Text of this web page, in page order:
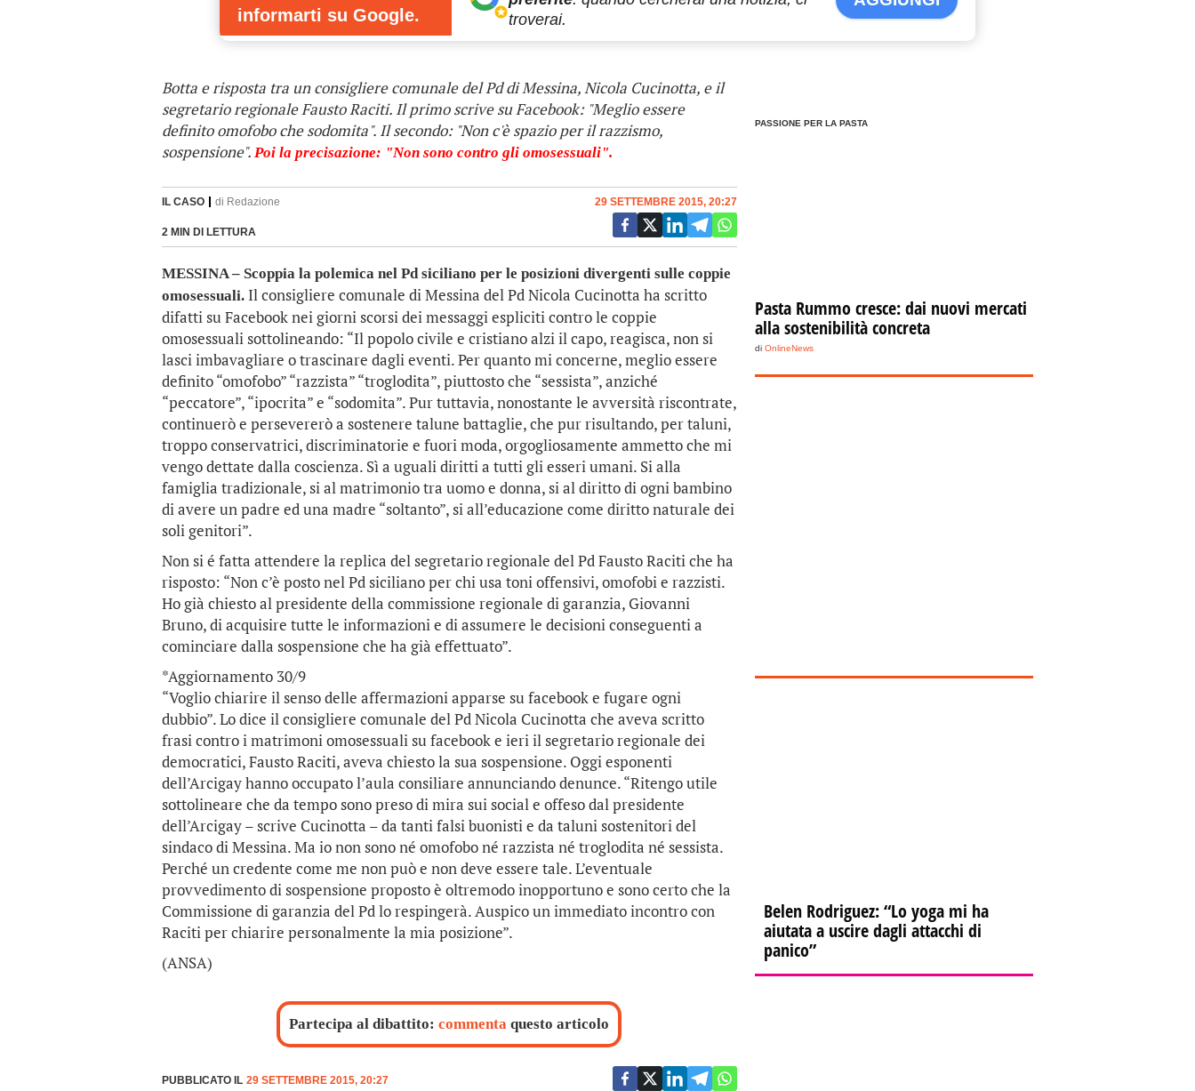
informarti su Google.
troverai.
Botta e risposta tra un consigliere comunale del Pd di Messina, Nicola Cucinotta, e il
segretario regionale Fausto Raciti. Il primo scrive su Facebook: "Meglio essere
definito omofobo che sodomita". Il secondo: "Non c'è spazio per il razzismo,
sospensione". Poi la precisazione: "Non sono contro gli omosessuali".
IL CASO di Redazione
2 MIN DI LETTURA
29 SETTEMBRE 2015, 20:27
MESSINA – Scoppia la polemica nel Pd siciliano per le posizioni divergenti sulle coppie
omosessuali. Il consigliere comunale di Messina del Pd Nicola Cucinotta ha scritto
difatti su Facebook nei giorni scorsi dei messaggi espliciti contro le coppie
omosessuali sottolineando: “Il popolo civile e cristiano alzi il capo, reagisca, non si
lasci imbavagliare o trascinare dagli eventi. Per quanto mi concerne, meglio essere
definito “omofobo” “razzista” “troglodita”, piuttosto che “sessista”, anziché
“peccatore”, “ipocrita” e “sodomita”. Pur tuttavia, nonostante le avversità riscontrate,
continuerò e persevererò a sostenere talune battaglie, che pur risultando, per taluni,
troppo conservatrici, discriminatorie e fuori moda, orgogliosamente ammetto che mi
vengo dettate dalla coscienza. Sì a uguali diritti a tutti gli esseri umani. Si alla
famiglia tradizionale, si al matrimonio tra uomo e donna, si al diritto di ogni bambino
di avere un padre ed una madre “soltanto”, si all’educazione come diritto naturale dei
soli genitori”.
Non si é fatta attendere la replica del segretario regionale del Pd Fausto Raciti che ha
risposto: “Non c’è posto nel Pd siciliano per chi usa toni offensivi, omofobi e razzisti.
Ho già chiesto al presidente della commissione regionale di garanzia, Giovanni
Bruno, di acquisire tutte le informazioni e di assumere le decisioni conseguenti a
cominciare dalla sospensione che ha già effettuato”.
*Aggiornamento 30/9
“Voglio chiarire il senso delle affermazioni apparse su facebook e fugare ogni
dubbio”. Lo dice il consigliere comunale del Pd Nicola Cucinotta che aveva scritto
frasi contro i matrimoni omosessuali su facebook e ieri il segretario regionale dei
democratici, Fausto Raciti, aveva chiesto la sua sospensione. Oggi esponenti
dell’Arcigay hanno occupato l’aula consiliare annunciando denunce. “Ritengo utile
sottolineare che da tempo sono preso di mira sui social e offeso dal presidente
dell’Arcigay – scrive Cucinotta – da tanti falsi buonisti e da taluni sostenitori del
sindaco di Messina. Ma io non sono né omofobo né razzista né troglodita né sessista.
Perché un credente come me non può e non deve essere tale. L’eventuale
provvedimento di sospensione proposto è oltremodo inopportuno e sono certo che la
Commissione di garanzia del Pd lo respingerà. Auspico un immediato incontro con
Raciti per chiarire personalmente la mia posizione”.
(ANSA)
Partecipa al dibattito:commenta questo articolo
PUBBLICATO IL 29 SETTEMBRE 2015, 20:27
PASSIONE PER LA PASTA
Pasta Rummo cresce: dai nuovi mercati
alla sostenibilità concreta
di OnlineNews
Belen Rodriguez: “Lo yoga mi ha
aiutata a uscire dagli attacchi di
panico”